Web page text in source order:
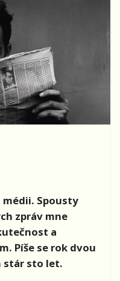
médii. Spousty
zpráv mne
a
Píše se rok dvou
stár sto let.